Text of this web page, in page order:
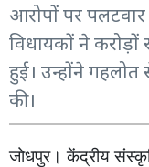
आरोपों पर
विधायकों ने करोड़ों
हुई। उन्होंने
की।
जोधपुर। केंद्रीय